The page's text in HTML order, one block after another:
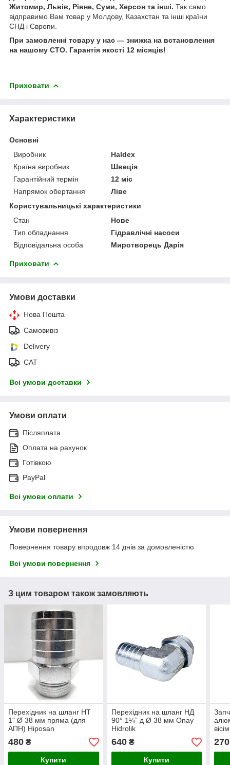
Житомир, Львів, Рівне, Суми, Херсон та інші. Так само
відправимо Вам товар у Молдову, Казахстан та інші країни
СНД і Європи.
При замовленні товару у нас ― знижка на встановлення
на нашому СТО. Гарантія якості 12 місяців!
Приховати
Характеристики
Основні
Виробник
Haldex
Країна виробник
Швеція
Гарантійний термін
12 міс
Напрямок обертання
Ліве
Користувальницькі характеристики
Стан
Нове
Тип обладнання
Гідравлічні насоси
Відповідальна особа
Миротворець Дарія
Приховати
Умови доставки
Нова Пошта
Самовивіз
Delivery
САТ
Всі умови доставки
Умови оплати
Післяплата
Оплата на рахунок
Готівкою
PayPal
Всі умови оплати
Умови повернення
Повернення товару впродовж 14 днів за домовленістю
Всі умови повернення
З цим товаром також замовляють
Перехідник на шланг НТ
1" Ø 38 мм пряма (для
АПН) Hiposan
480 ₴
Купити
Перехідник на шланг НД
90° 1¼” д Ø 38 мм Onay
Hidrolik
640₴
Купити
270